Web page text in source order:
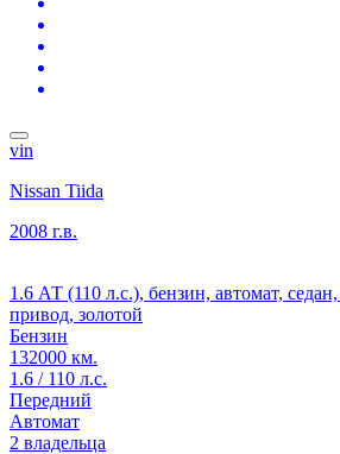
vin
Nissan Tiida
2008 г.в.
1.6 АТ (110 л.с.), бензин, автомат,
привод, золотой
Бензин
132000 км.
1.6 / 110 л.с.
Передний
Автомат
2 владельца